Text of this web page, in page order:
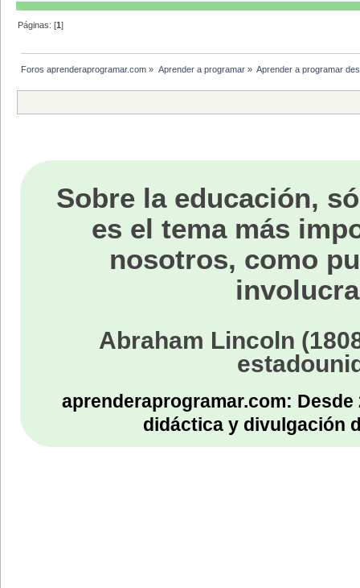
Páginas: [1]
Foros aprenderaprogramar.com » Aprender a programar» Aprender a programar
Sobre la educación,
es el tema más
nosotros, como
Abraham Lincoln
aprenderaprogramar.com:
didáctica y divulgación